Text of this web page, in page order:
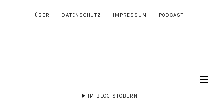
ÜBER DATENSCHUTZ IMPRESSUM PODCAST
IM BLOG STÖBERN